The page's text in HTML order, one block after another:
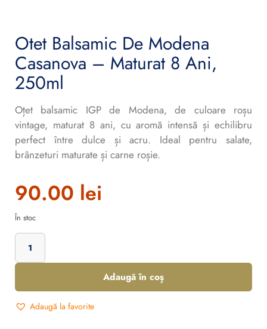
Otet Balsamic De Modena
Casanova – Maturat 8 Ani,
250ml
Oțet balsamic IGP de Modena, de culoare roșu
vintage, maturat 8 ani, cu aromă intensă și echilibru
perfect între dulce și acru. Ideal pentru salate,
brânzeturi maturate și carne roșie.
90.00 lei
În stoc
Adaugă în coș
Adaugă la favorite